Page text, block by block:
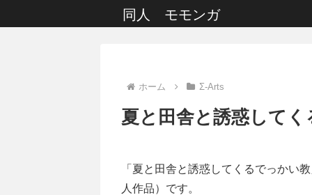
同人 モモンガ
ホーム Σ-Arts
夏と田舎と誘惑して
「夏と田舎と誘惑してくるでっかい
人作品）です。